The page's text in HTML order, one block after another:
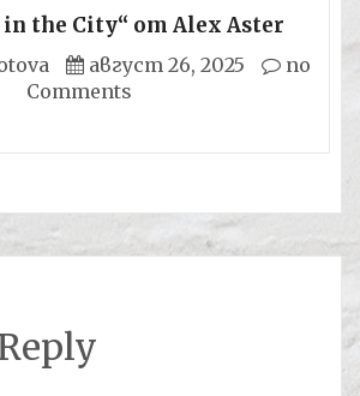
in the City“ от Alex Aster
август 26, 2025
no
Comments